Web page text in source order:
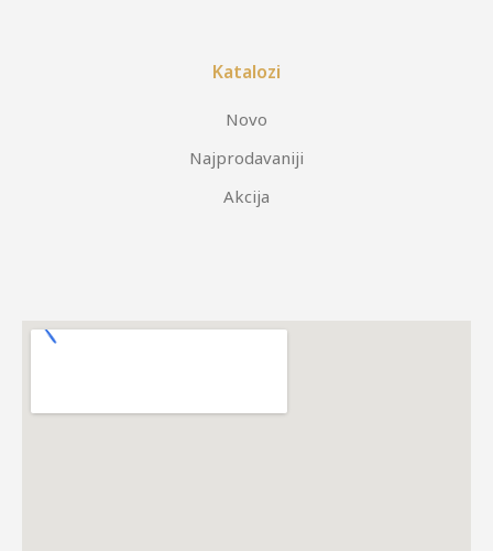
Katalozi
Novo
Najprodavaniji
Akcija